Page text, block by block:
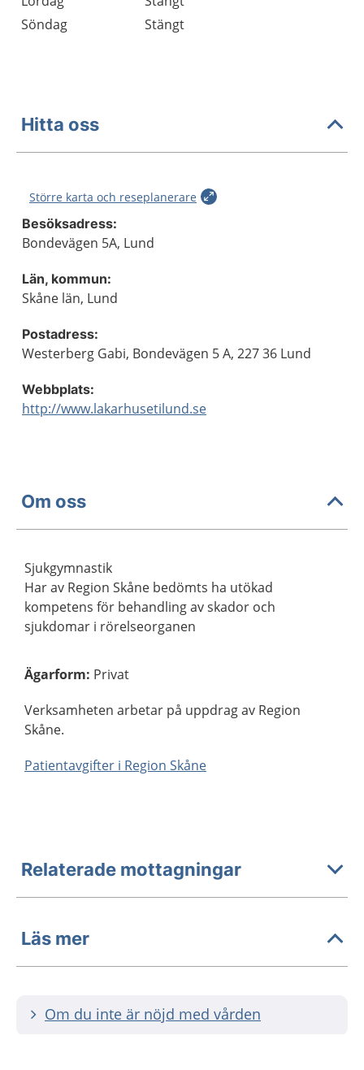
Söndag
Stängt
Hitta oss
Större karta och reseplanerare
Besöksadress:
Bondevägen 5A, Lund
Län, kommun:
Skåne län, Lund
Postadress:
Westerberg Gabi, Bondevägen 5 A, 227 36 Lund
Webbplats:
http://www.lakarhusetilund.se
Om oss
Sjukgymnastik
Har av Region Skåne bedömts ha utökad
kompetens för behandling av skador och
sjukdomar i rörelseorganen
Ägarform: Privat
Verksamheten arbetar på uppdrag av Region
Skåne.
Patientavgifter i Region Skåne
Relaterade mottagningar
Läs mer
Om du inte är nöjd med vården